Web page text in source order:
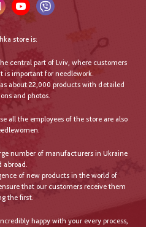
store is:
central part of Lviv, where customers
is important for needlework.
about 22,000 products with detailed
and photos.
all the employees of the store are also
number of manufacturers in Ukraine
abroad.
of new products in the world of
that our customers receive them
the first.
happy with your every process,